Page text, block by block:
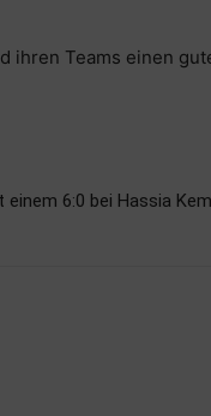
ihren Teams einen
6:0 bei Hassia